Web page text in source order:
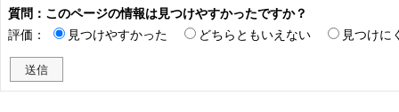
質問：このページの情報は見つけやすかったですか？
評価：
見つけやすかった どちらともいえない 見つけに